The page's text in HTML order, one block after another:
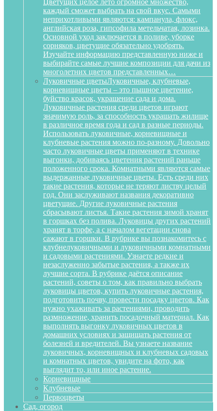
Цветущих целое лето огромное множество,
каждый сможет выбрать на свой вкус. Самыми
неприхотливыми являются: кампанула, флокс,
английская роза, гипсофила метельчатая, лозинка.
Основной уход заключается в поливе, уборке
сорняков, цветущие обязательно удобрять.
Изучайте информацию представленную ниже и
выбирайте самые лучшие композиции для дачи из
многолетних цветов представленных…
Луковичные цветыЛуковичные, клубневые,
корневищные цветы – это пышное цветение,
буйство красок, украшение сада и дома.
Луковичные растения среди цветов играют
значимую роль, за способность украшать жилище
в различное время года и сад в разные периоды.
Использовать луковичные, корневищные и
клубневые растения можно по-разному. Довольно
часто луковичные цветы применяют в технике
выгонки, добиваясь цветения растений раньше
положенного срока. Комнатными являются самые
выдержанные луковичные цветы. Есть среди них
такие растения, которые не теряют листву целый
год. Они заслуживают названия декоративно
цветущие. Другие луковичные растения
сбрасывают листья. Такие растения зимой хранят
в горшках без полива. Луковицы других растений
хранят в торфе, а с началом вегетации снова
сажают в горшки. В рубрике вы познакомитесь с
клубнелуковичными и луковичными комнатными
и садовыми растениями. Узнаете редкие и
незаслуженно забытые растения, а также их
лучшие сорта. В рубрике даётся описание
растений, советы о том, как правильно выбрать
луковицы цветов, купить луковичные растения,
подготовить почву, провести посадку цветов. Как
нужно ухаживать за растениями, проводить
размножение, хранить посадочный материал. Как
выполнять выгонку луковичных цветов в
домашних условиях и защищать растения от
болезней и вредителей. Вы узнаете название
луковичных, корневищных и клубневых садовых
и комнатных цветов, увидите на фото, как
выглядит то, или иное растение.
Корневищные
Клубневые
Первоцветы
Сад, огород